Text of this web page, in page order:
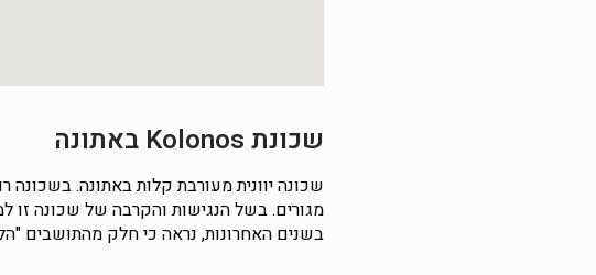
שכונת Kolonos באתונה
מגורים. בשל הנגישות והקרבה של שכונה זו
בשנים האחרונות, נראה כי חלק מהתושבים